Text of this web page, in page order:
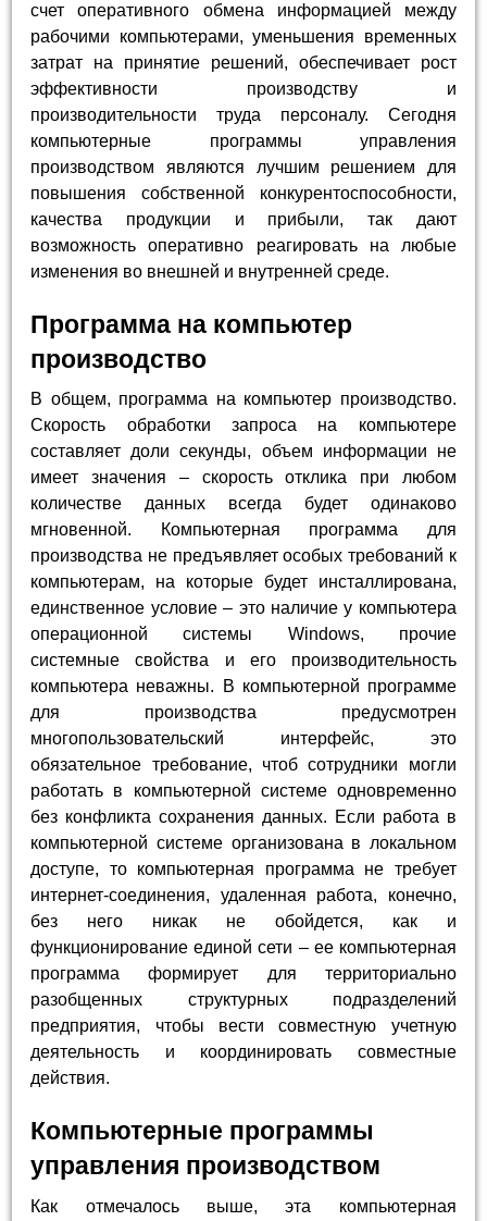
счет оперативного обмена информацией между
рабочими компьютерами, уменьшения временных
затрат на принятие решений, обеспечивает рост
эффективности производству и
производительности труда персоналу. Сегодня
компьютерные программы управления
производством являются лучшим решением для
повышения собственной конкурентоспособности,
качества продукции и прибыли, так дают
возможность оперативно реагировать на любые
изменения во внешней и внутренней среде.
Программа на компьютер
производство
В общем, программа на компьютер производство.
Скорость обработки запроса на компьютере
составляет доли секунды, объем информации не
имеет значения – скорость отклика при любом
количестве данных всегда будет одинаково
мгновенной. Компьютерная программа для
производства не предъявляет особых требований к
компьютерам, на которые будет инсталлирована,
единственное условие – это наличие у компьютера
операционной системы Windows, прочие
системные свойства и его производительность
компьютера неважны. В компьютерной программе
для производства предусмотрен
многопользовательский интерфейс, это
обязательное требование, чтоб сотрудники могли
работать в компьютерной системе одновременно
без конфликта сохранения данных. Если работа в
компьютерной системе организована в локальном
доступе, то компьютерная программа не требует
интернет-соединения, удаленная работа, конечно,
без него никак не обойдется, как и
функционирование единой сети – ее компьютерная
программа формирует для территориально
разобщенных структурных подразделений
предприятия, чтобы вести совместную учетную
деятельность и координировать совместные
действия.
Компьютерные программы
управления производством
Как отмечалось выше, эта компьютерная